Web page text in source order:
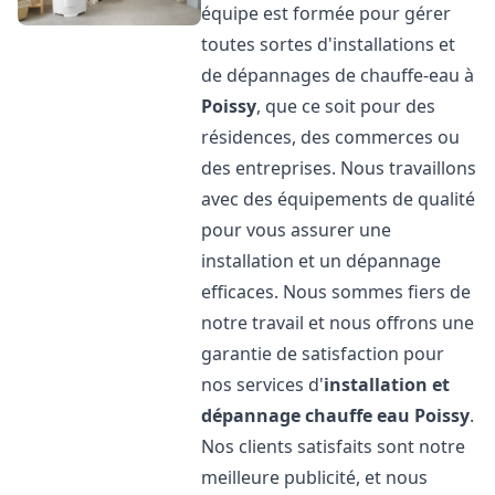
équipe est formée pour gérer
toutes sortes d'installations et
de dépannages de chauffe-eau à
Poissy, que ce soit pour des
résidences, des commerces ou
des entreprises. Nous travaillons
avec des équipements de qualité
pour vous assurer une
installation et un dépannage
efficaces. Nous sommes fiers de
notre travail et nous offrons une
garantie de satisfaction pour
nos services d'installation et
dépannage chauffe eau Poissy.
Nos clients satisfaits sont notre
meilleure publicité, et nous